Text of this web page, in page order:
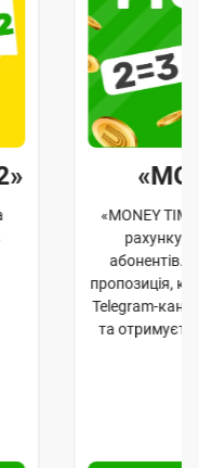
«MONEY
рахунку
абонентів.
пропозиція,
Telegram-
та